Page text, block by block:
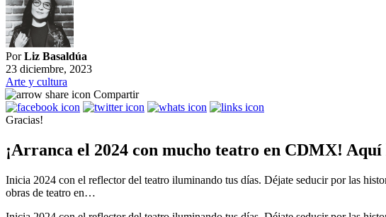
PorLiz Basaldúa
23 diciembre, 2023
Arte y cultura
Compartir
Gracias!
¡Arranca el 2024 con mucho teatro en CDMX! Aquí
Inicia 2024 con el reflector del teatro iluminando tus días. Déjate seducir por las
obras de teatro en…